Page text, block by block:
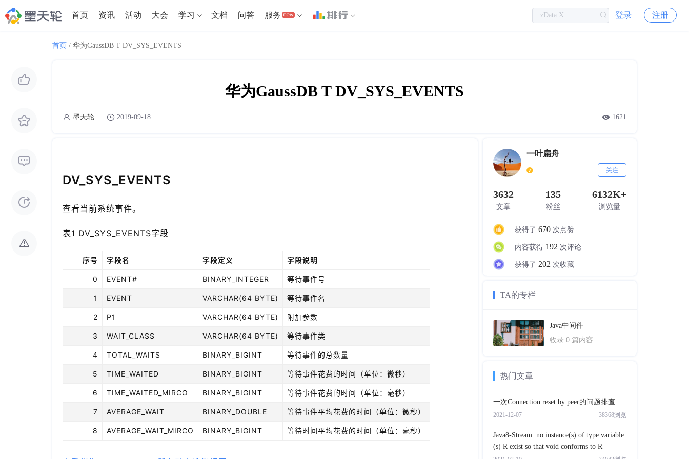
首页 资讯 活动 大会 学习 文档 问答 服务 登录 注册
首页 / 华为GaussDB T DV_SYS_EVENTS
华为GaussDB T DV_SYS_EVENTS
墨天轮 2019-09-18 1621
DV_SYS_EVENTS
查看当前系统事件。
表1 DV_SYS_EVENTS字段
序号 字段名 字段定义 字段说明
0 EVENT# BINARY_INTEGER 等待事件号
1 EVENT VARCHAR(64 BYTE) 等待事件名
2 P1 VARCHAR(64 BYTE) 附加参数
3 WAIT_CLASS VARCHAR(64 BYTE) 等待事件类
4 TOTAL_WAITS BINARY_BIGINT 等待事件的总数量
5 TIME_WAITED BINARY_BIGINT 等待事件花费的时间（单位：微秒）
6 TIME_WAITED_MIRCO BINARY_BIGINT 等待事件花费的时间（单位：毫秒）
7 AVERAGE_WAIT BINARY_DOUBLE 等待事件平均花费的时间（单位：微秒）
8 AVERAGE_WAIT_MIRCO BINARY_BIGINT 等待时间平均花费的时间（单位：毫秒）
一叶扁舟
关注
3632
文章
135
粉丝
6132K+
浏览量
获得了 670 次点赞
内容获得 192 次评论
获得了 202 次收藏
TA的专栏
Java中间件
收录 0 篇内容
热门文章
一次Connection reset by peer的问题排查
2021-12-07 38368浏览
Java8-Stream: no instance(s) of type variable
(s) R exist so that void conforms to R